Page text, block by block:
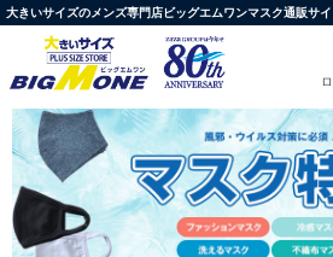
大きいサイズのメンズ専門店ビッグエムワンマスク通販サイ